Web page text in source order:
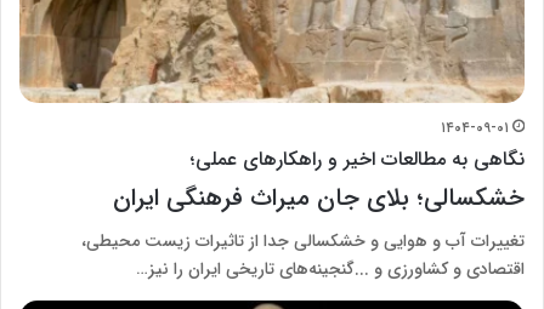
۱۴۰۴-۰۹-۰۱
نگاهی به مطالعات اخیر و راهکارهای عملی؛
خشکسالی؛ بلای جان میراث فرهنگی ایران
تغییرات آب و هوایی و خشکسالی جدا از تاثیرات زیست محیطی،
اقتصادی و کشاورزی و ...گنجینه‌های تاریخی ایران را نیز…